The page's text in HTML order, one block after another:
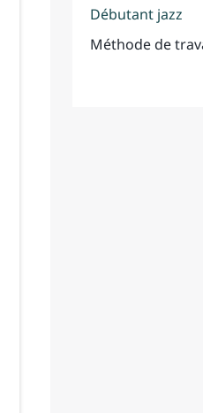
Débutant jazz
Méthode de